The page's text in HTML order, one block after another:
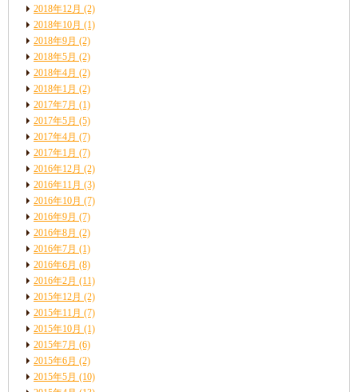
2018年12月 (2)
2018年10月 (1)
2018年9月 (2)
2018年5月 (2)
2018年4月 (2)
2018年1月 (2)
2017年7月 (1)
2017年5月 (5)
2017年4月 (7)
2017年1月 (7)
2016年12月 (2)
2016年11月 (3)
2016年10月 (7)
2016年9月 (7)
2016年8月 (2)
2016年7月 (1)
2016年6月 (8)
2016年2月 (11)
2015年12月 (2)
2015年11月 (7)
2015年10月 (1)
2015年7月 (6)
2015年6月 (2)
2015年5月 (10)